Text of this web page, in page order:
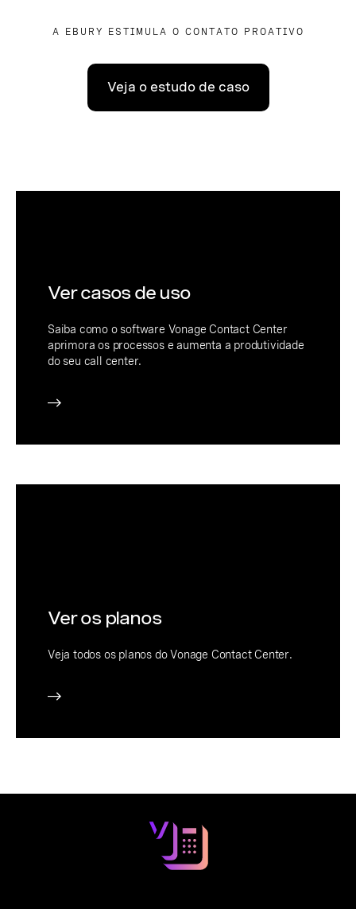
A EBURY ESTIMULA O CONTATO PROATIVO
Veja o estudo de caso
Ver casos de uso
Saiba como o software Vonage Contact Center
aprimora os processos e aumenta a produtividade
do seu call center.
Ver os planos
Veja todos os planos do Vonage Contact Center.